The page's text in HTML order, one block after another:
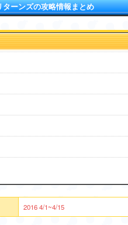
ーンズの攻略情報まとめ
2016 4/1~4/15